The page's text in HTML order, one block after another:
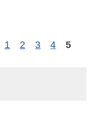
1 2 3 4 5